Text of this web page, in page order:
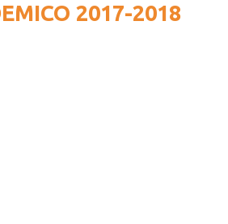
2017-2018